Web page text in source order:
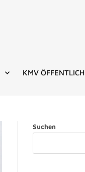
KMV ÖFFENTLICH
Suchen